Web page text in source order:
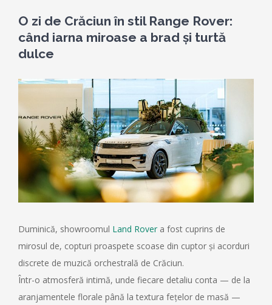
O zi de Crăciun în stil Range Rover:
când iarna miroase a brad și turtă
dulce
View
Larger
Image
Duminică, showroomul Land Rover a fost cuprins de
mirosul de, copturi proaspete scoase din cuptor și acorduri
discrete de muzică orchestrală de Crăciun.
Într-o atmosferă intimă, unde fiecare detaliu conta — de la
aranjamentele florale până la textura fețelor de masă —